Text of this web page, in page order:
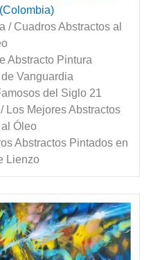
/ Cuadros Abstractos al
Abstracto Pintura
Vanguardia
del Siglo 21
Los Mejores Abstractos
Óleo
Abstractos Pintados en
Lienzo